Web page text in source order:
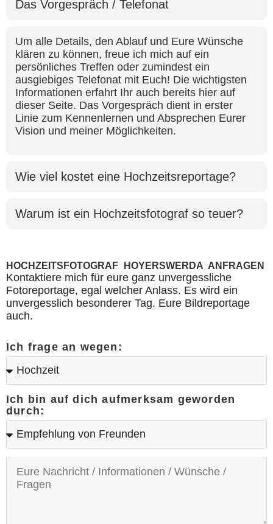
Das Vorgespräch / Telefonat
Um alle Details, den Ablauf und Eure Wünsche
klären zu können, freue ich mich auf ein
persönliches Treffen oder zumindest ein
ausgiebiges Telefonat mit Euch! Die wichtigsten
Informationen erfahrt Ihr auch bereits hier auf
dieser Seite. Das Vorgespräch dient in erster
Linie zum Kennenlernen und Absprechen Eurer
Vision und meiner Möglichkeiten.
Wie viel kostet eine Hochzeitsreportage?
Warum ist ein Hochzeitsfotograf so teuer?
HOCHZEITSFOTOGRAF HOYERSWERDA ANFRAGEN
Kontaktiere mich für eure ganz unvergessliche
Fotoreportage, egal welcher Anlass. Es wird ein
unvergesslich besonderer Tag. Eure Bildreportage
auch.
Ich frage an wegen:
Ich bin auf dich aufmerksam geworden
durch: